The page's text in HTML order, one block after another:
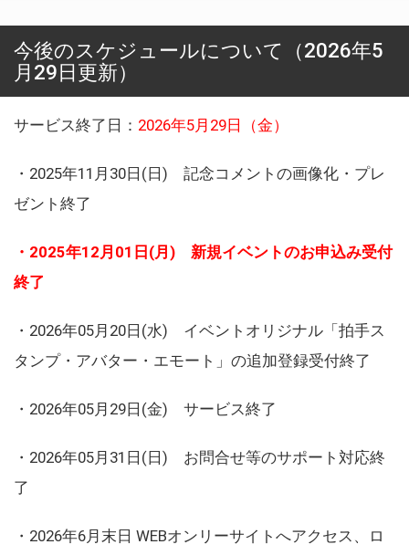
今後のスケジュールについて（2026年5
月29日更新）
サービス終了日： 2026年5月29日（金）
・2025年11月30日(日) 記念コメントの画像化・プレ
ゼント終了
・2025年12月01日(月) 新規イベントのお申込み受付
終了
・2026年05月20日(水) イベントオリジナル「拍手ス
タンプ・アバター・エモート」の追加登録受付終了
・2026年05月29日(金) サービス終了
・2026年05月31日(日) お問合せ等のサポート対応終
了
・2026年6月末日 WEBオンリーサイトへアクセス、ロ